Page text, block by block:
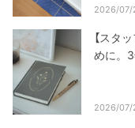
2026/07/
【スタ
めに。
2026/07/